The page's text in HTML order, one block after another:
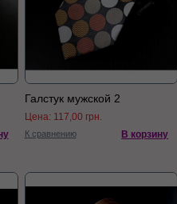
Галстук мужской 2
Цена: 117,00 грн.
К сравнению В корзину